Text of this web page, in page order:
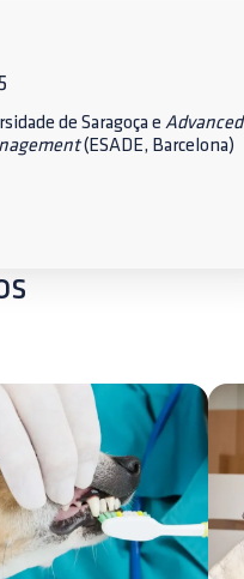
de Saragoça e Advanced
(ESADE, Barcelona)